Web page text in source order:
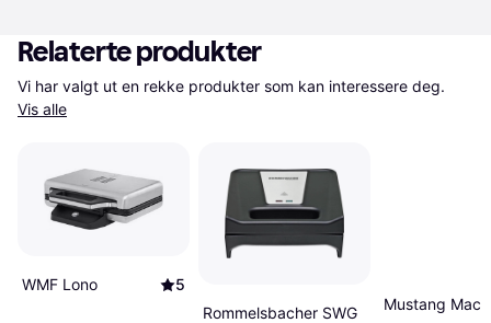
Relaterte produkter
Vis alle
WMF Lono 5
Rommelsbacher SWG
Mustang